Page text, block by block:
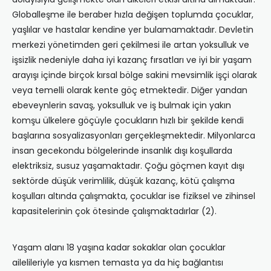
Globalleşme ile beraber hızla değişen toplumda çocuklar,
yaşlılar ve hastalar kendine yer bulamamaktadır. Devletin
merkezi yönetimden geri çekilmesi ile artan yoksulluk ve
işsizlik nedeniyle daha iyi kazanç fırsatları ve iyi bir yaşam
arayışı içinde birçok kırsal bölge sakini mevsimlik işçi olarak
veya temelli olarak kente göç etmektedir. Diğer yandan
ebeveynlerin savaş, yoksulluk ve iş bulmak için yakın
komşu ülkelere göçüyle çocukların hızlı bir şekilde kendi
başlarına sosyalizasyonları gerçekleşmektedir. Milyonlarca
insan gecekondu bölgelerinde insanlık dışı koşullarda
elektriksiz, susuz yaşamaktadır. Çoğu göçmen kayıt dışı
sektörde düşük verimlilik, düşük kazanç, kötü çalışma
koşulları altında çalışmakta, çocuklar ise fiziksel ve zihinsel
kapasitelerinin çok ötesinde çalışmaktadırlar (2).
Yaşam alanı 18 yaşına kadar sokaklar olan çocuklar
ailelileriyle ya kısmen temasta ya da hiç bağlantısı